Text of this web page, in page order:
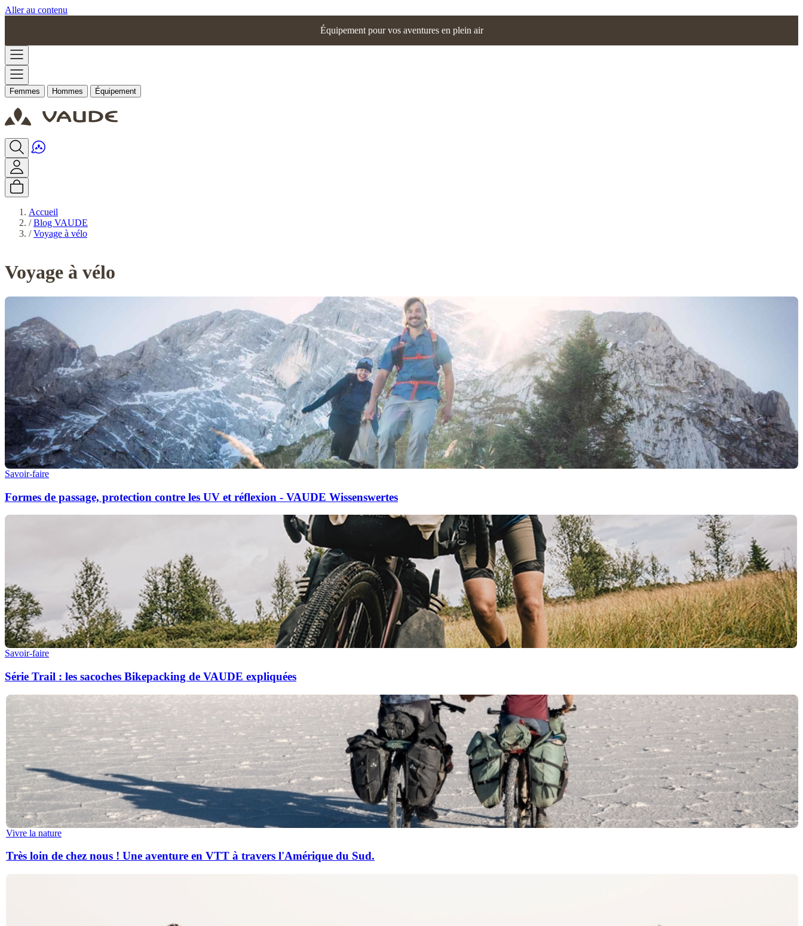
Aller au contenu
Équipement pour vos aventures en plein air
Femmes Hommes Équipement
Accueil
/ Blog VAUDE
/ Voyage à vélo
Voyage à vélo
Savoir-faire
Formes de passage, protection contre les UV et réflexion - VAUDE Wissenswertes
Savoir-faire
Série Trail : les sacoches Bikepacking de VAUDE expliquées
Vivre la nature
Très loin de chez nous ! Une aventure en VTT à travers l'Amérique du Sud.